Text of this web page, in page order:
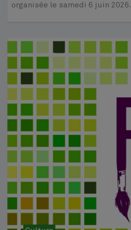
organisée le samedi 6 juin 2026.